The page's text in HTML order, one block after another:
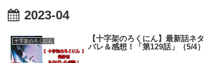
2023-04
十字架のろくにん
【十字架のろくにん】最新話ネタ
バレ＆感想！「第129話」（5/4）